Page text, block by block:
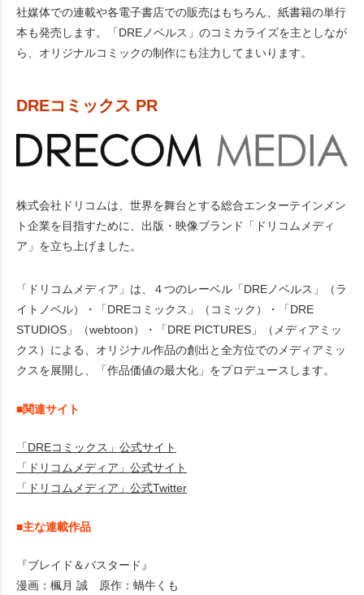
社媒体での連載や各電子書店での販売はもちろん、紙書籍の単行
本も発売します。「DREノベルス」のコミカライズを主としなが
ら、オリジナルコミックの制作にも注力してまいります。
DREコミックス PR
株式会社ドリコムは、世界を舞台とする総合エンターテインメン
ト企業を目指すために、出版・映像ブランド「ドリコムメディ
ア」を立ち上げました。
「ドリコムメディア」は、４つのレーベル「DREノベルス」（ラ
イトノベル）・「DREコミックス」（コミック）・「DRE
STUDIOS」（webtoon）・「DRE PICTURES」（メディアミッ
クス）による、オリジナル作品の創出と全方位でのメディアミッ
クスを展開し、「作品価値の最大化」をプロデュースします。
■関連サイト
「DREコミックス」公式サイト
「ドリコムメディア」公式サイト
「ドリコムメディア」公式Twitter
■主な連載作品
『ブレイド＆バスタード』
漫画：楓月 誠 原作：蝸牛くも